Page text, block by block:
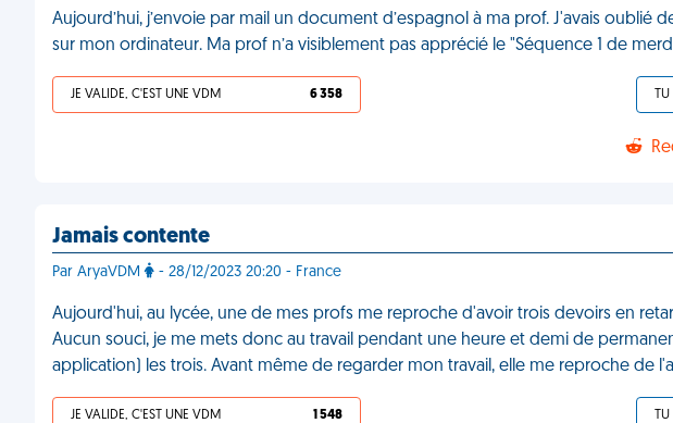
Aujourd’hui, j’envoie par mail un document d’espagnol à ma prof. J'avais oublié
sur mon ordinateur. Ma prof n’a visiblement pas apprécié le "Séquence 1 de
JE VALIDE, C'EST UNE VDM 6 358
Jamais contente
Par AryaVDM - 28/12/2023 20:20 - France
Aujourd'hui, au lycée, une de mes profs me reproche d'avoir trois devoirs en
Aucun souci, je me mets donc au travail pendant une heure et demi de
application) les trois. Avant même de regarder mon travail, elle me reproche de
JE VALIDE, C'EST UNE VDM 1 548